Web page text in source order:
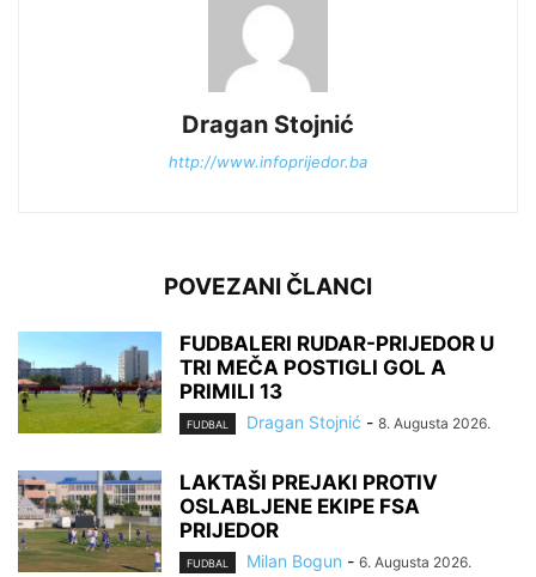
Dragan Stojnić
http://www.infoprijedor.ba
POVEZANI ČLANCI
FUDBALERI RUDAR-PRIJEDOR U
TRI MEČA POSTIGLI GOL A
PRIMILI 13
FUDBAL Dragan Stojnić - 8. Augusta 2026.
LAKTAŠI PREJAKI PROTIV
OSLABLJENE EKIPE FSA
PRIJEDOR
FUDBAL Milan Bogun - 6. Augusta 2026.